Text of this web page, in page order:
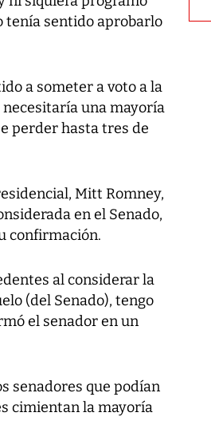
tenía sentido aprobarlo
a someter a voto a la
una mayoría
perder hasta tres de
Mitt Romney,
en el Senado,
confirmación.
al considerar la
(del Senado), tengo
el senador en un
senadores que podían
cimientan la mayoría